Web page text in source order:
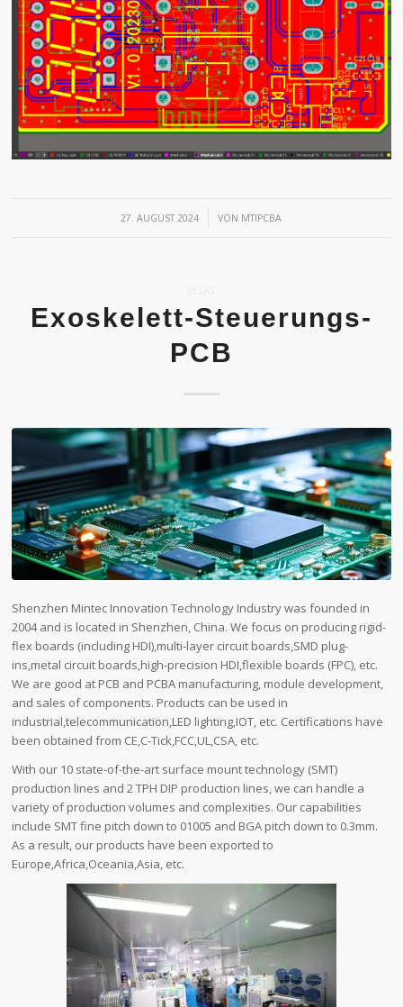
27. AUGUST 2024
/ VON MTIPCBA
Exoskelett-Steuerungs-
PCB
Shenzhen Mintec Innovation Technology Industry was founded in
2004 and is located in Shenzhen, China. We focus on producing rigid-
flex boards (including HDI),multi-layer circuit boards,SMD plug-
ins,metal circuit boards,high-precision HDI,flexible boards (FPC), etc.
We are good at PCB and PCBA manufacturing, module development,
and sales of components. Products can be used in
industrial,telecommunication,LED lighting,IOT, etc. Certifications have
been obtained from CE,C-Tick,FCC,UL,CSA, etc.
With our 10 state-of-the-art surface mount technology (SMT)
production lines and 2 TPH DIP production lines, we can handle a
variety of production volumes and complexities. Our capabilities
include SMT fine pitch down to 01005 and BGA pitch down to 0.3mm.
As a result, our products have been exported to
Europe,Africa,Oceania,Asia, etc.